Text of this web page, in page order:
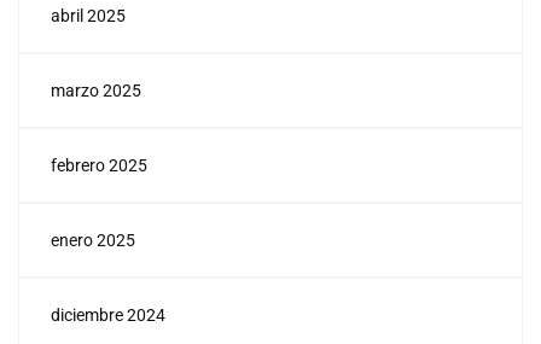
abril 2025
marzo 2025
febrero 2025
enero 2025
diciembre 2024